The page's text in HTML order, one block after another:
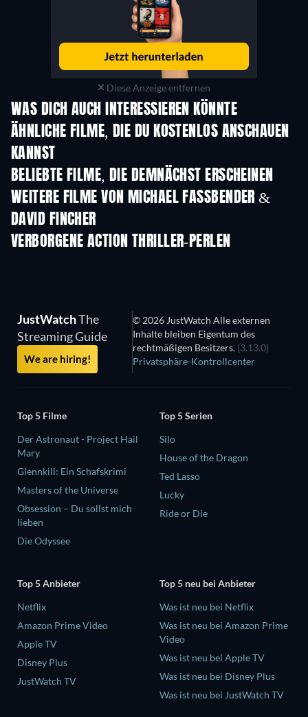
Diese Anzeige entfernen
WAS DICH AUCH INTERESSIEREN KÖNNTE
ÄHNLICHE FILME, DIE DU KOSTENLOS ANSCHAUEN
KANNST
BELIEBTE FILME, DIE DEMNÄCHST ERSCHEINEN
WEITERE FILME VON MICHAEL FASSBENDER &
DAVID FINCHER
VERBORGENE ACTION THRILLER-PERLEN
JustWatchThe
Streaming Guide
We are hiring!
© 2026 JustWatch Alle externen
Inhalte bleiben Eigentum des
rechtmäßigen Besitzers. (3.13.0)
Privatsphäre-Kontrollcenter
Top 5 Filme
Der Astronaut - Project Hail
Mary
Glennkill: Ein Schafskrimi
Masters of the Universe
Obsession – Du sollst mich
lieben
Die Odyssee
Top 5 Serien
Silo
House of the Dragon
Ted Lasso
Lucky
Ride or Die
Top 5 Anbieter
Netflix
Amazon Prime Video
Apple TV
Disney Plus
JustWatch TV
Top 5 neu bei Anbieter
Was ist neu bei Netflix
Was ist neu bei Amazon Prime
Video
Was ist neu bei Apple TV
Was ist neu bei Disney Plus
Was ist neu bei JustWatch TV